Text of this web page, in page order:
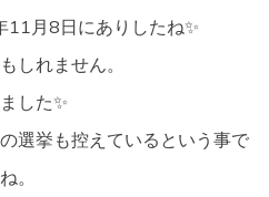
月8日にありしたね✨
しれません。
した✨
選挙も控えているという事で
。